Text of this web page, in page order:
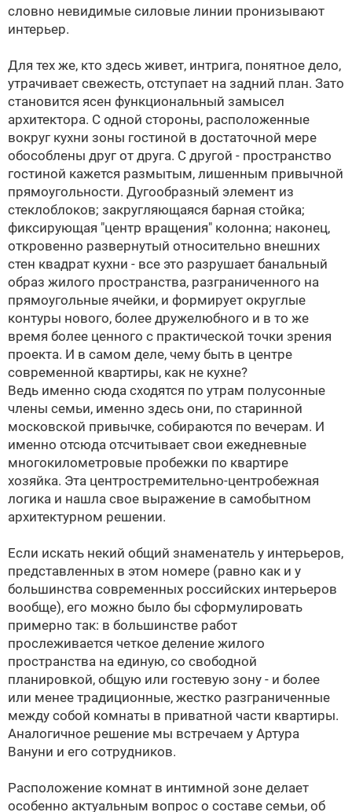
словно невидимые силовые линии пронизывают
интерьер.
Для тех же, кто здесь живет, интрига, понятное дело,
утрачивает свежесть, отступает на задний план. Зато
становится ясен функциональный замысел
архитектора. С одной стороны, расположенные
вокруг кухни зоны гостиной в достаточной мере
обособлены друг от друга. С другой - пространство
гостиной кажется размытым, лишенным привычной
прямоугольности. Дугообразный элемент из
стеклоблоков; закругляющаяся барная стойка;
фиксирующая "центр вращения" колонна; наконец,
откровенно развернутый относительно внешних
стен квадрат кухни - все это разрушает банальный
образ жилого пространства, разграниченного на
прямоугольные ячейки, и формирует округлые
контуры нового, более дружелюбного и в то же
время более ценного с практической точки зрения
проекта. И в самом деле, чему быть в центре
современной квартиры, как не кухне?
Ведь именно сюда сходятся по утрам полусонные
члены семьи, именно здесь они, по старинной
московской привычке, собираются по вечерам. И
именно отсюда отсчитывает свои ежедневные
многокилометровые пробежки по квартире
хозяйка. Эта центростремительно-центробежная
логика и нашла свое выражение в самобытном
архитектурном решении.
Если искать некий общий знаменатель у интерьеров,
представленных в этом номере (равно как и у
большинства современных российских интерьеров
вообще), его можно было бы сформулировать
примерно так: в большинстве работ
прослеживается четкое деление жилого
пространства на единую, со свободной
планировкой, общую или гостевую зону - и более
или менее традиционные, жестко разграниченные
между собой комнаты в приватной части квартиры.
Аналогичное решение мы встречаем у Артура
Вануни и его сотрудников.
Расположение комнат в интимной зоне делает
особенно актуальным вопрос о составе семьи, об